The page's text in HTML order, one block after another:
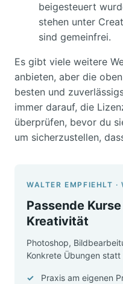
beigesteuert
stehen unter
sind gemeinfrei.
Es gibt viele weitere
anbieten, aber die
besten und
immer darauf, die
überprüfen, bevor du
um sicherzustellen,
WALTER EMPFIEHLT ·
Passende
Kreativität
Photoshop,
Konkrete Übungen statt
Praxis am eigenen